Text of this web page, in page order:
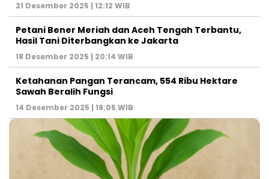
21 Desember 2025 | 12:12 WIB
Petani Bener Meriah dan Aceh Tengah Terbantu,
Hasil Tani Diterbangkan ke Jakarta
18 Desember 2025 | 20:14 WIB
Ketahanan Pangan Terancam, 554 Ribu Hektare
Sawah Beralih Fungsi
14 Desember 2025 | 19:05 WIB